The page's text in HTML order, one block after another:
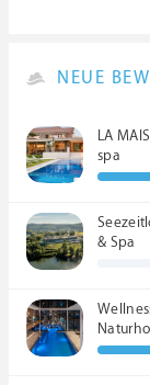
NEUE
LA
spa
& Spa
****S